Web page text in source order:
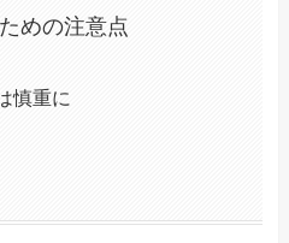
めの注意点
慎重に